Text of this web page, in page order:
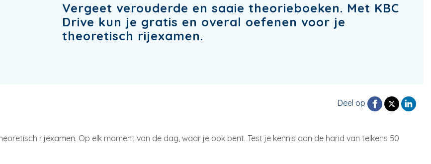
Vergeet verouderde en saaie theorieboeken. Met KBC
Drive kun je gratis en overal oefenen voor je
theoretisch rijexamen.
Deel op
rijexamen. Op elk moment van de dag, waar je ook bent. Test je kennis aan de hand van telkens 50